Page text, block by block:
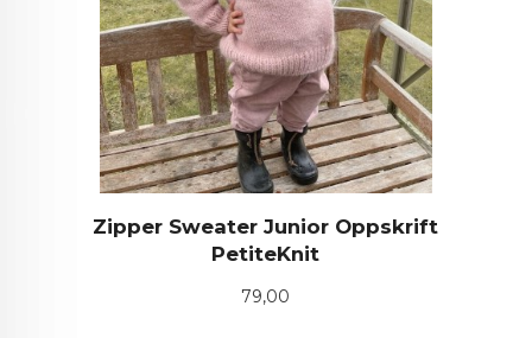
Zipper Sweater Junior Oppskrift
PetiteKnit
Pris
79,00